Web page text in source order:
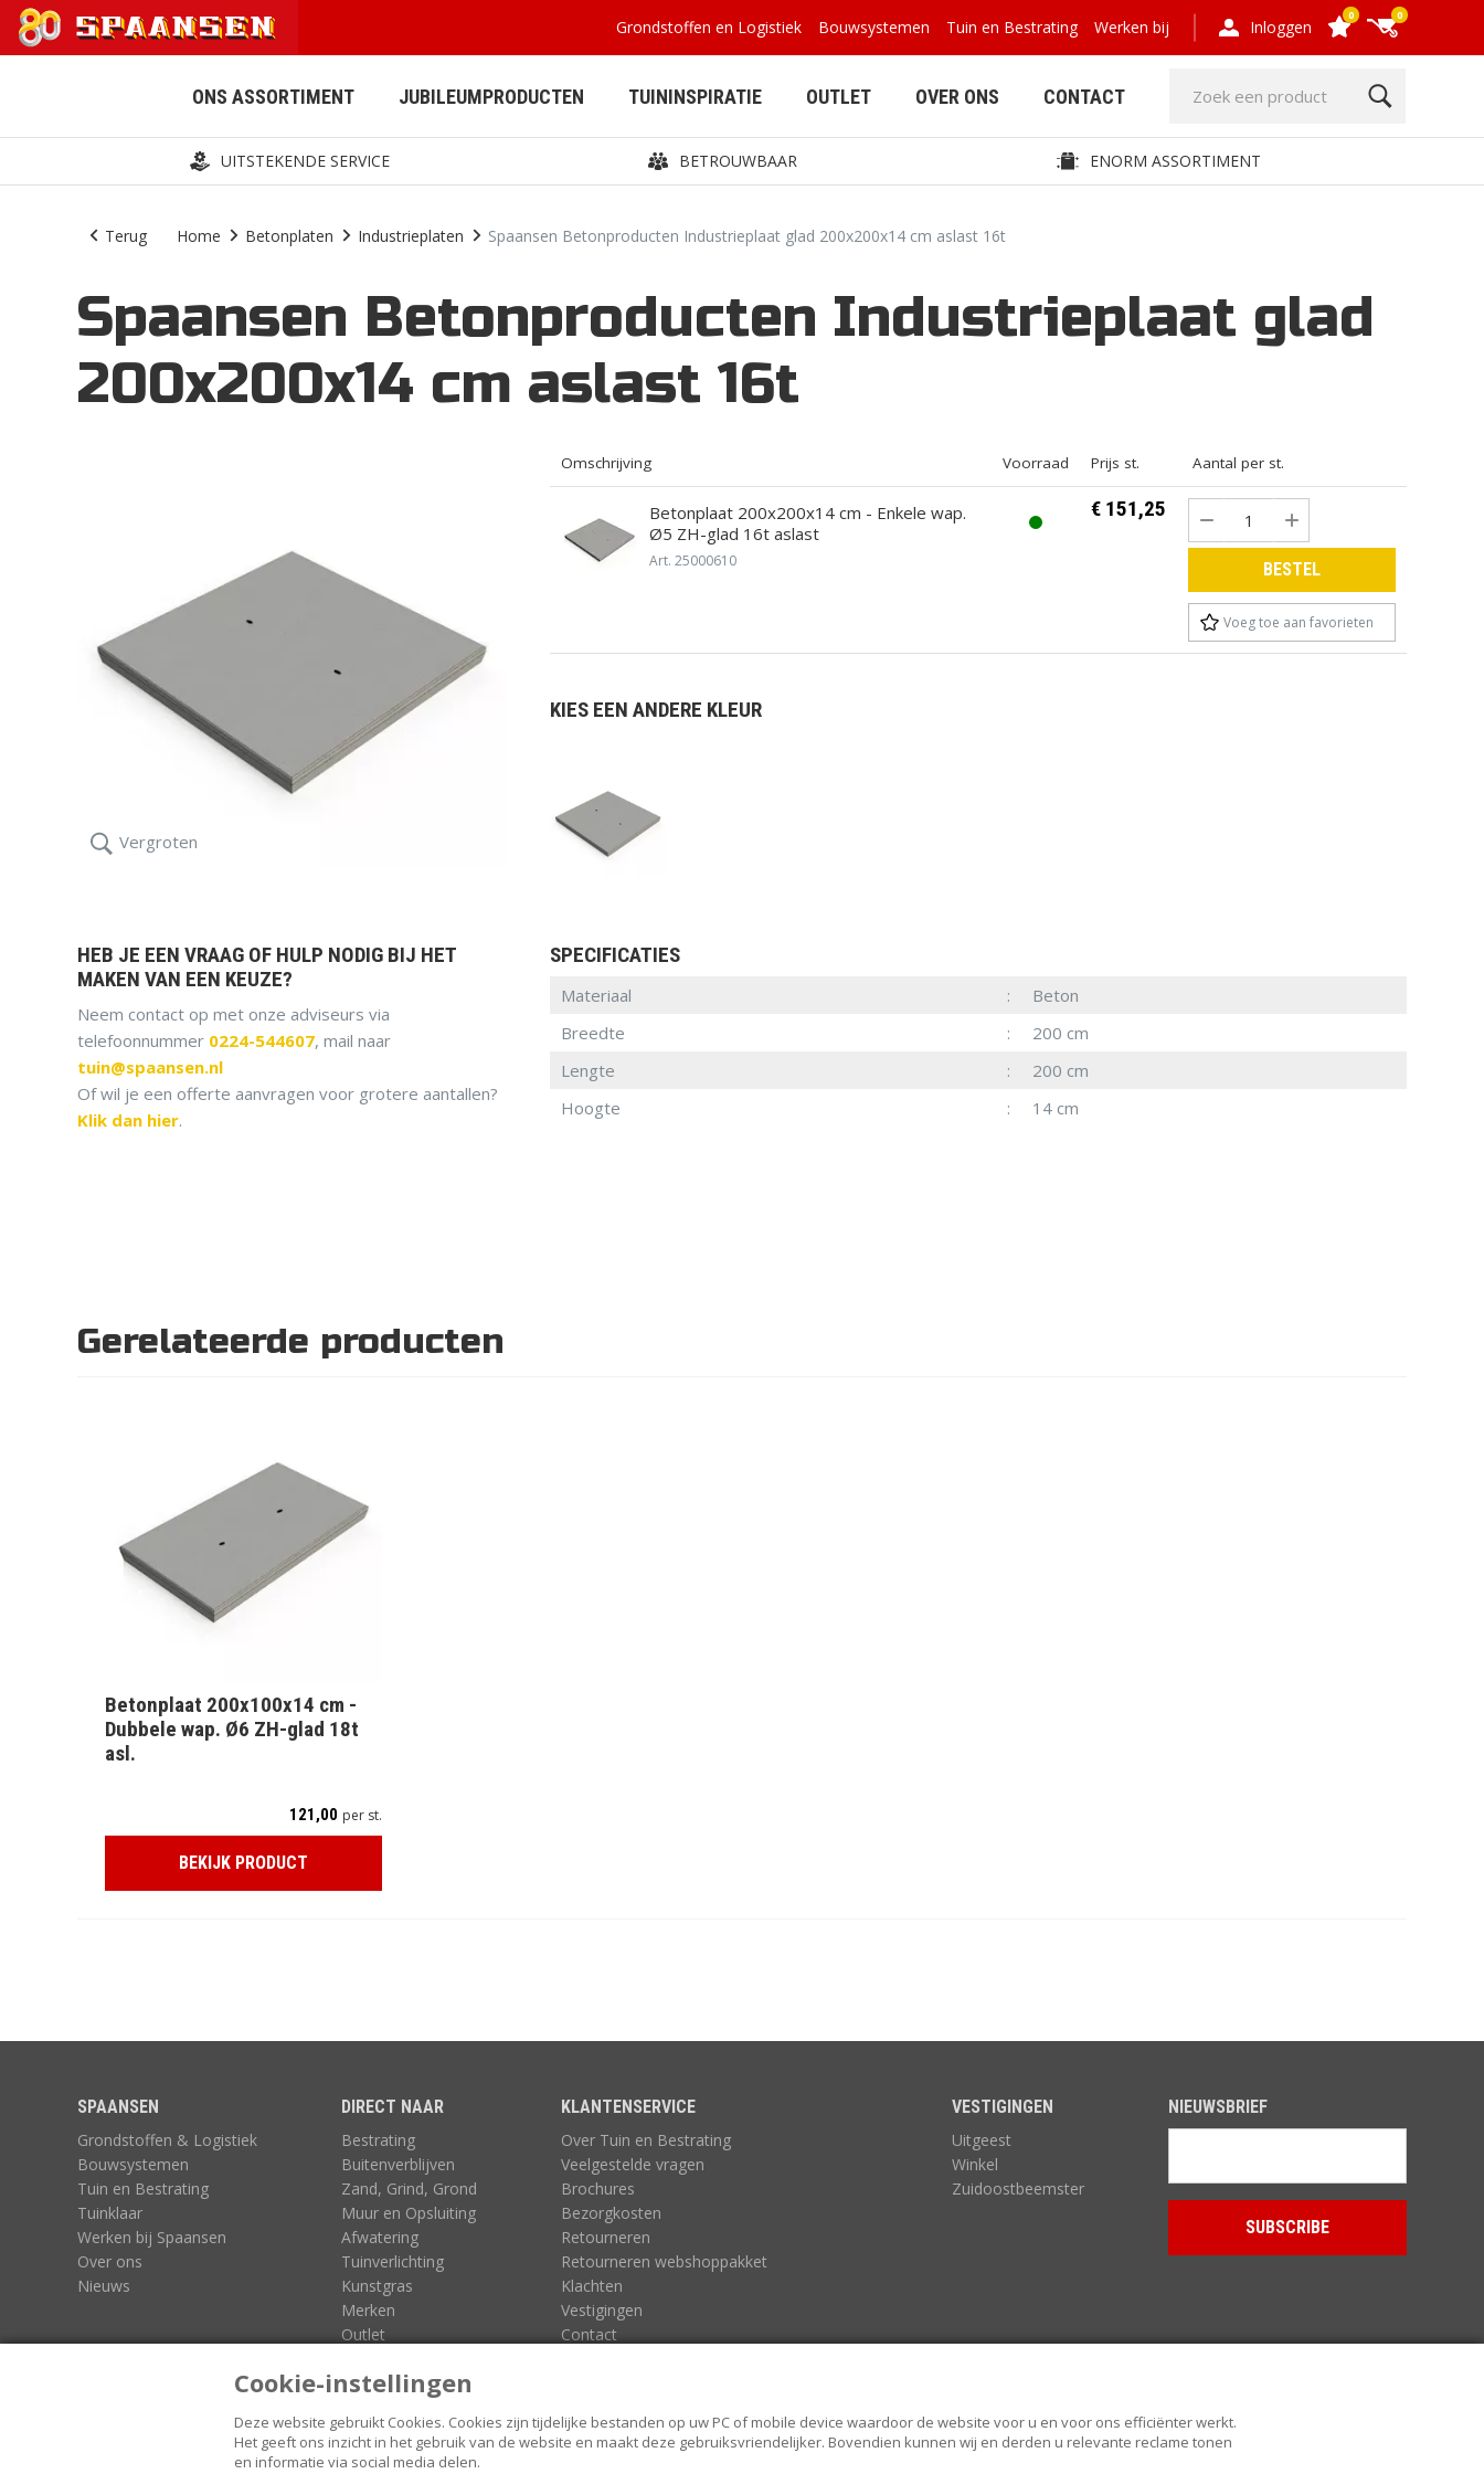
Cookie-instellingen
Deze website gebruikt Cookies. Cookies zijn tijdelijke bestanden op uw PC of mobile device waardoor de website voor u en voor ons efficiënter werkt.
Het geeft ons inzicht in het gebruik van de website en maakt deze gebruiksvriendelijker. Bovendien kunnen wij en derden u relevante reclame tonen
en informatie via social media delen.
ONS ASSORTIMENT
AFWATERING BESTRATING BETONPLATEN BUITENVERBLIJVEN
GRIND- EN
GRASPLATEN
HOUT,
COMPOSIET,
OMHEINING
IJZERWAREN,
GEREEDSCHAP
MUUR EN
TUINVERLICHTING
GROND
JUBILEUMPRODUCTEN TUININSPIRATIE OUTLET OVER ONS CONTACT
Grondstoffen en Logistiek Bouwsystemen Tuin en Bestrating Werken bij Inloggen
0 0
UITSTEKENDE SERVICE BETROUWBAAR ENORM ASSORTIMENT
Terug Home Betonplaten Industrieplaten Spaansen Betonproducten Industrieplaat glad 200x200x14 cm aslast 16t
Spaansen Betonproducten Industrieplaat glad
200x200x14 cm aslast 16t
Vergroten
Omschrijving Voorraad Prijs st. Aantal per st.
Betonplaat 200x200x14 cm - Enkele wap.
Ø5 ZH-glad 16t aslast
Art. 25000610
€ 151,25
BESTEL
Voeg toe aan favorieten
KIES EEN ANDERE KLEUR
SPECIFICATIES
Materiaal
Beton
Breedte
200 cm
Lengte
200 cm
Hoogte
14 cm
HEB JE EEN VRAAG OF HULP NODIG BIJ HET
MAKEN VAN EEN KEUZE?
Neem contact op met onze adviseurs via
telefoonnummer 0224-544607, mail naar
tuin@spaansen.nl
Of wil je een offerte aanvragen voor grotere aantallen?
Klik dan hier.
Gerelateerde producten
Betonplaat 200x100x14 cm -
Dubbele wap. Ø6 ZH-glad 18t
asl.
121,00 per st.
BEKIJK PRODUCT
SPAANSEN
Grondstoffen & Logistiek
Bouwsystemen
Tuin en Bestrating
Tuinklaar
Werken bij Spaansen
Over ons
Nieuws
DIRECT NAAR
Bestrating
Buitenverblijven
Zand, Grind, Grond
Muur en Opsluiting
Afwatering
Tuinverlichting
Kunstgras
Merken
Outlet
KLANTENSERVICE
Over Tuin en Bestrating
Veelgestelde vragen
Brochures
Bezorgkosten
Retourneren
Retourneren webshoppakket
Klachten
Vestigingen
Contact
VESTIGINGEN
Uitgeest
Winkel
Zuidoostbeemster
NIEUWSBRIEF